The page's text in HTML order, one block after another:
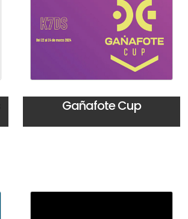
Gañafote Cup